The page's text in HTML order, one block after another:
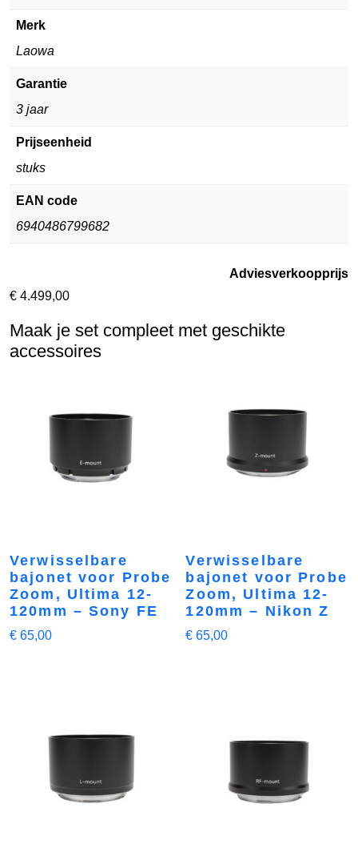
Merk
Laowa
Garantie
3 jaar
Prijseenheid
stuks
EAN code
6940486799682
Adviesverkoopprijs
€ 4.499,00
Maak je set compleet met geschikte
accessoires
Verwisselbare
bajonet voor Probe
Zoom, Ultima 12-
120mm – Sony FE
€ 65,00
Verwisselbare
bajonet voor Probe
Zoom, Ultima 12-
120mm – Nikon Z
€ 65,00